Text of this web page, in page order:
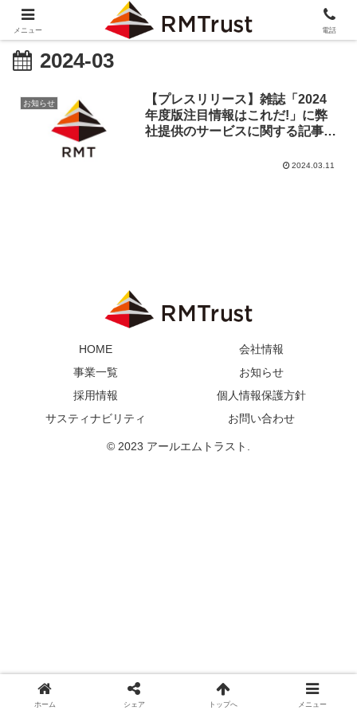
2024-03
お知らせ
【プレスリリース】雑誌「2024
年度版注目情報はこれだ!」に弊
社提供のサービスに関する記事が
2024.03.11
HOME
会社情報
事業一覧
お知らせ
採用情報
個人情報保護方針
サスティナビリティ
お問い合わせ
© 2023 アールエムトラスト.
メニュー 電話
ホーム シェア トップへ メニュー